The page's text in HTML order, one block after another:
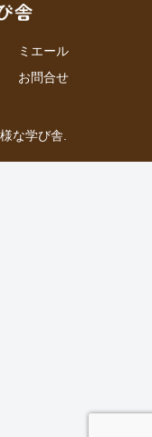
ミエール
お問合せ
な学び舎.